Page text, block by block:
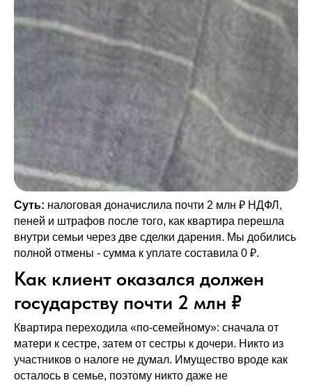
Суть: налоговая доначислила почти 2 млн ₽ НДФЛ,
пеней и штрафов после того, как квартира перешла
внутри семьи через две сделки дарения. Мы добились
полной отмены - сумма к уплате составила 0 ₽.
Как клиент оказался должен
государству почти 2 млн ₽
Квартира переходила «по-семейному»: сначала от
матери к сестре, затем от сестры к дочери. Никто из
участников о налоге не думал. Имущество вроде как
осталось в семье, поэтому никто даже не